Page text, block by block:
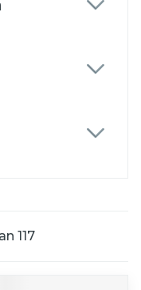
117